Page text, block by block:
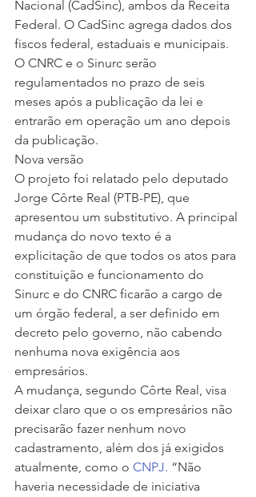
Nacional (CadSinc), ambos da Receita
Federal. O CadSinc agrega dados dos
fiscos federal, estaduais e municipais.
O CNRC e o Sinurc serão
regulamentados no prazo de seis
meses após a publicação da lei e
entrarão em operação um ano depois
da publicação.
Nova versão
O projeto foi relatado pelo deputado
Jorge Côrte Real (PTB-PE), que
apresentou um substitutivo. A principal
mudança do novo texto é a
explicitação de que todos os atos para
constituição e funcionamento do
Sinurc e do CNRC ficarão a cargo de
um órgão federal, a ser definido em
decreto pelo governo, não cabendo
nenhuma nova exigência aos
empresários.
A mudança, segundo Côrte Real, visa
deixar claro que o os empresários não
precisarão fazer nenhum novo
cadastramento, além dos já exigidos
atualmente, como o CNPJ. “Não
haveria necessidade de iniciativa